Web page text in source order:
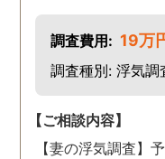
調査費用: 19万
調査種別: 浮気調
【ご相談内容】
【妻の浮気調査】